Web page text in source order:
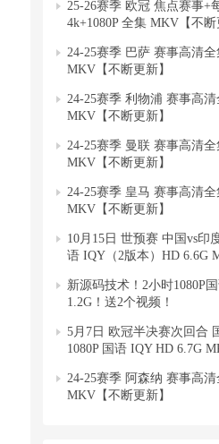
25-26赛季 欧冠 焦点赛事+
4k+1080P 全集 MKV【不
24-25赛季 巴萨 赛事高清全
MKV【不断更新】
24-25赛季 利物浦 赛事高清
MKV【不断更新】
24-25赛季 曼联 赛事高清全
MKV【不断更新】
24-25赛季 皇马 赛事高清全
MKV【不断更新】
10月15日 世预赛 中国vs印
语 IQY（2版本）HD 6.6G
新源码技术！2小时1080P
1.2G！送2个视频！
5月7日 欧冠半决赛次回合
1080P 国语 IQY HD 6.7G
24-25赛季 阿森纳 赛事高清
MKV【不断更新】